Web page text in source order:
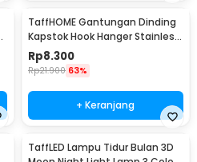
TaffHOME Gantungan Dinding
Kapstok Hook Hanger Stainless
Steel 201 - MT11
Rp8.300
Rp21.900 63%
+ Keranjang
TaffLED Lampu Tidur Bulan 3D